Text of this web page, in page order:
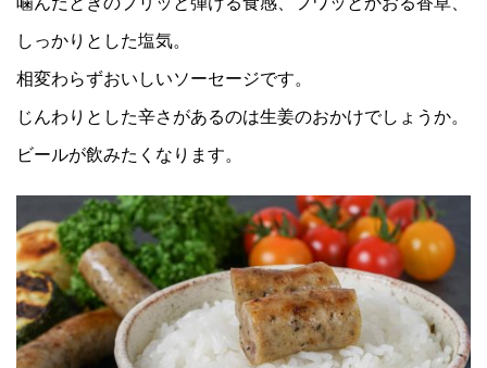
しっかりとした塩気。
相変わらずおいしいソーセージです。
じんわりとした辛さがあるのは生姜のおかけでしょうか。
ビールが飲みたくなります。